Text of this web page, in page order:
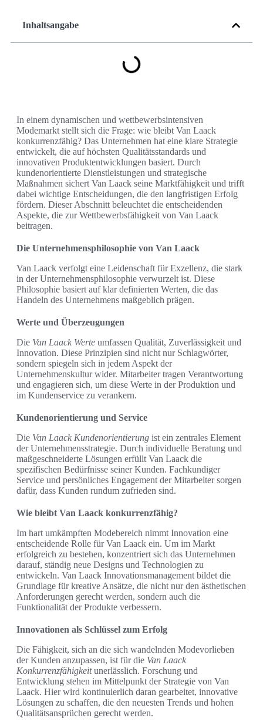
Inhaltsangabe
In einem dynamischen und wettbewerbsintensiven
Modemarkt stellt sich die Frage: wie bleibt Van Laack
konkurrenzfähig? Das Unternehmen hat eine klare Strategie
entwickelt, die auf höchsten Qualitätsstandards und
innovativen Produktentwicklungen basiert. Durch
kundenorientierte Dienstleistungen und strategische
Maßnahmen sichert Van Laack seine Marktfähigkeit und trifft
dabei wichtige Entscheidungen, die den langfristigen Erfolg
fördern. Dieser Abschnitt beleuchtet die entscheidenden
Aspekte, die zur Wettbewerbsfähigkeit von Van Laack
beitragen.
Die Unternehmensphilosophie von Van Laack
Van Laack verfolgt eine Leidenschaft für Exzellenz, die stark
in der Unternehmensphilosophie verwurzelt ist. Diese
Philosophie basiert auf klar definierten Werten, die das
Handeln des Unternehmens maßgeblich prägen.
Werte und Überzeugungen
Die Van Laack Werte umfassen Qualität, Zuverlässigkeit und
Innovation. Diese Prinzipien sind nicht nur Schlagwörter,
sondern spiegeln sich in jedem Aspekt der
Unternehmenskultur wider. Mitarbeiter tragen Verantwortung
und engagieren sich, um diese Werte in der Produktion und
im Kundenservice zu verankern.
Kundenorientierung und Service
Die Van Laack Kundenorientierung ist ein zentrales Element
der Unternehmensstrategie. Durch individuelle Beratung und
maßgeschneiderte Lösungen erfüllt Van Laack die
spezifischen Bedürfnisse seiner Kunden. Fachkundiger
Service und persönliches Engagement der Mitarbeiter sorgen
dafür, dass Kunden rundum zufrieden sind.
Wie bleibt Van Laack konkurrenzfähig?
Im hart umkämpften Modebereich nimmt Innovation eine
entscheidende Rolle für Van Laack ein. Um im Markt
erfolgreich zu bestehen, konzentriert sich das Unternehmen
darauf, ständig neue Designs und Technologien zu
entwickeln. Van Laack Innovationsmanagement bildet die
Grundlage für kreative Ansätze, die nicht nur den ästhetischen
Anforderungen gerecht werden, sondern auch die
Funktionalität der Produkte verbessern.
Innovationen als Schlüssel zum Erfolg
Die Fähigkeit, sich an die sich wandelnden Modevorlieben
der Kunden anzupassen, ist für die Van Laack
Konkurrenzfähigkeitunerlässlich. Forschung und
Entwicklung stehen im Mittelpunkt der Strategie von Van
Laack. Hier wird kontinuierlich daran gearbeitet, innovative
Lösungen zu schaffen, die den neuesten Trends und hohen
Qualitätsansprüchen gerecht werden.